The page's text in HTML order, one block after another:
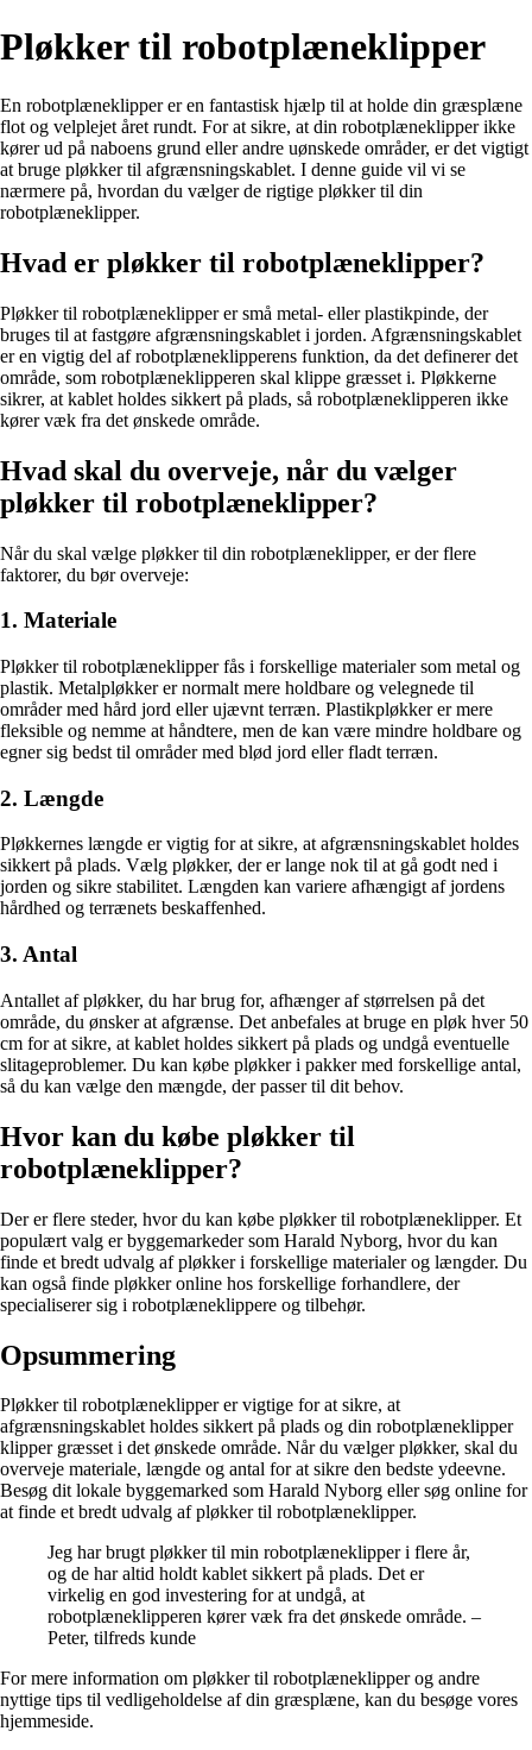
Pløkker til robotplæneklipper
En robotplæneklipper er en fantastisk hjælp til at holde din græsplæne
flot og velplejet året rundt. For at sikre, at din robotplæneklipper ikke
kører ud på naboens grund eller andre uønskede områder, er det vigtigt
at bruge pløkker til afgrænsningskablet. I denne guide vil vi se
nærmere på, hvordan du vælger de rigtige pløkker til din
robotplæneklipper.
Hvad er pløkker til robotplæneklipper?
Pløkker til robotplæneklipper er små metal- eller plastikpinde, der
bruges til at fastgøre afgrænsningskablet i jorden. Afgrænsningskablet
er en vigtig del af robotplæneklipperens funktion, da det definerer det
område, som robotplæneklipperen skal klippe græsset i. Pløkkerne
sikrer, at kablet holdes sikkert på plads, så robotplæneklipperen ikke
kører væk fra det ønskede område.
Hvad skal du overveje, når du vælger
pløkker til robotplæneklipper?
Når du skal vælge pløkker til din robotplæneklipper, er der flere
faktorer, du bør overveje:
1. Materiale
Pløkker til robotplæneklipper fås i forskellige materialer som metal og
plastik. Metalpløkker er normalt mere holdbare og velegnede til
områder med hård jord eller ujævnt terræn. Plastikpløkker er mere
fleksible og nemme at håndtere, men de kan være mindre holdbare og
egner sig bedst til områder med blød jord eller fladt terræn.
2. Længde
Pløkkernes længde er vigtig for at sikre, at afgrænsningskablet holdes
sikkert på plads. Vælg pløkker, der er lange nok til at gå godt ned i
jorden og sikre stabilitet. Længden kan variere afhængigt af jordens
hårdhed og terrænets beskaffenhed.
3. Antal
Antallet af pløkker, du har brug for, afhænger af størrelsen på det
område, du ønsker at afgrænse. Det anbefales at bruge en pløk hver 50
cm for at sikre, at kablet holdes sikkert på plads og undgå eventuelle
slitageproblemer. Du kan købe pløkker i pakker med forskellige antal,
så du kan vælge den mængde, der passer til dit behov.
Hvor kan du købe pløkker til
robotplæneklipper?
Der er flere steder, hvor du kan købe pløkker til robotplæneklipper. Et
populært valg er byggemarkeder som Harald Nyborg, hvor du kan
finde et bredt udvalg af pløkker i forskellige materialer og længder. Du
kan også finde pløkker online hos forskellige forhandlere, der
specialiserer sig i robotplæneklippere og tilbehør.
Opsummering
Pløkker til robotplæneklipper er vigtige for at sikre, at
afgrænsningskablet holdes sikkert på plads og din robotplæneklipper
klipper græsset i det ønskede område. Når du vælger pløkker, skal du
overveje materiale, længde og antal for at sikre den bedste ydeevne.
Besøg dit lokale byggemarked som Harald Nyborg eller søg online for
at finde et bredt udvalg af pløkker til robotplæneklipper.
Jeg har brugt pløkker til min robotplæneklipper i flere år,
og de har altid holdt kablet sikkert på plads. Det er
virkelig en god investering for at undgå, at
robotplæneklipperen kører væk fra det ønskede område. –
Peter, tilfreds kunde
For mere information om pløkker til robotplæneklipper og andre
nyttige tips til vedligeholdelse af din græsplæne, kan du besøge vores
hjemmeside.